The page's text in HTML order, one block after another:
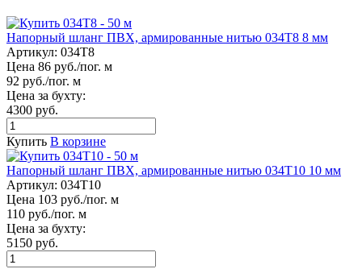
Напорный шланг ПВХ, армированные нитью 034Т8 8 мм
Артикул: 034Т8
Цена 86 руб./пог. м
92 руб./пог. м
Цена за бухту:
4300 руб.
Купить В корзине
Напорный шланг ПВХ, армированные нитью 034Т10 10 мм
Артикул: 034Т10
Цена 103 руб./пог. м
110 руб./пог. м
Цена за бухту:
5150 руб.